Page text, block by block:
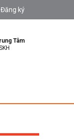
Đăng ký
Tâm